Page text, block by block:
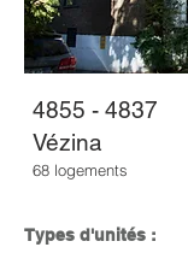
4855 - 4837
Vézina
68 logements
Types d'unités :